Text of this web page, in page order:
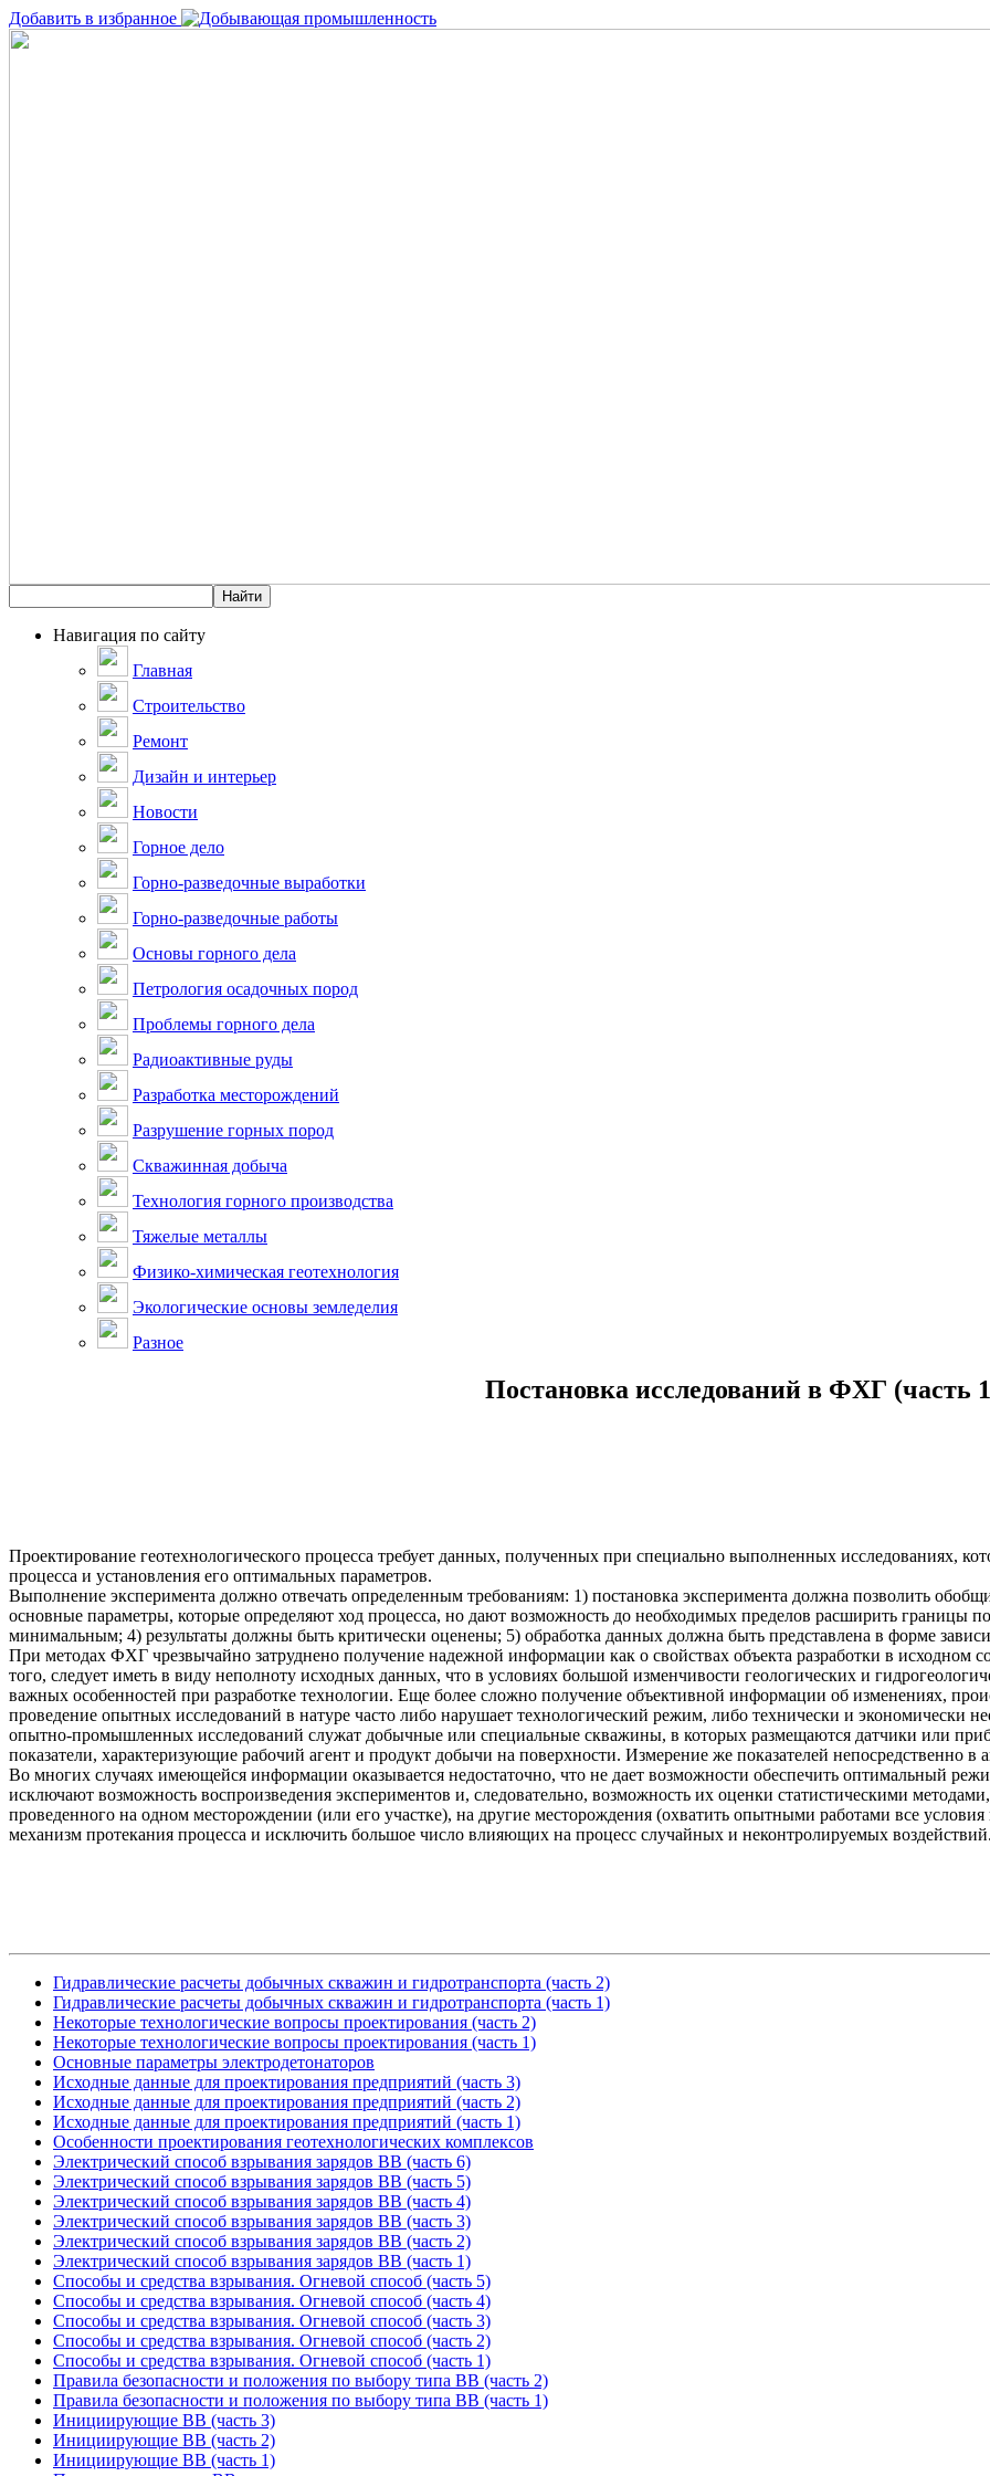
Добавить в избранное
Навигация по сайту
Главная
Строительство
Ремонт
Дизайн и интерьер
Новости
Горное дело
Горно-разведочные выработки
Горно-разведочные работы
Основы горного дела
Петрология осадочных пород
Проблемы горного дела
Радиоактивные руды
Разработка месторождений
Разрушение горных пород
Скважинная добыча
Технология горного производства
Тяжелые металлы
Физико-химическая геотехнология
Экологические основы земледелия
Разное
Постановка исследований в ФХГ (часть
Проектирование геотехнологического процесса требует данных, полученных при специально выполненных исследованиях,
процесса и установления его оптимальных параметров.
Выполнение эксперимента должно отвечать определенным требованиям: 1) постановка эксперимента должна позволить
основные параметры, которые определяют ход процесса, но дают возможность до необходимых пределов расширить границы
минимальным; 4) результаты должны быть критически оценены; 5) обработка данных должна быть представлена в форме
При методах ФХГ чрезвычайно затруднено получение надежной информации как о свойствах объекта разработки в исходном
того, следует иметь в виду неполноту исходных данных, что в условиях большой изменчивости геологических и
важных особенностей при разработке технологии. Еще более сложно получение объективной информации об изменениях,
проведение опытных исследований в натуре часто либо нарушает технологический режим, либо технически и
опытно-промышленных исследований служат добычные или специальные скважины, в которых размещаются датчики или
показатели, характеризующие рабочий агент и продукт добычи на поверхности. Измерение же показателей непосредственно в
Во многих случаях имеющейся информации оказывается недостаточно, что не дает возможности обеспечить оптимальный
исключают возможность воспроизведения экспериментов и, следовательно, возможность их оценки статистическими
проведенного на одном месторождении (или его участке), на другие месторождения (охватить опытными работами все
механизм протекания процесса и исключить большое число влияющих на процесс случайных и неконтролируемых
Гидравлические расчеты добычных скважин и гидротранспорта (часть 2)
Гидравлические расчеты добычных скважин и гидротранспорта (часть 1)
Некоторые технологические вопросы проектирования (часть 2)
Некоторые технологические вопросы проектирования (часть 1)
Основные параметры электродетонаторов
Исходные данные для проектирования предприятий (часть 3)
Исходные данные для проектирования предприятий (часть 2)
Исходные данные для проектирования предприятий (часть 1)
Особенности проектирования геотехнологических комплексов
Электрический способ взрывания зарядов ВВ (часть 6)
Электрический способ взрывания зарядов ВВ (часть 5)
Электрический способ взрывания зарядов ВВ (часть 4)
Электрический способ взрывания зарядов ВВ (часть 3)
Электрический способ взрывания зарядов ВВ (часть 2)
Электрический способ взрывания зарядов ВВ (часть 1)
Способы и средства взрывания. Огневой способ (часть 5)
Способы и средства взрывания. Огневой способ (часть 4)
Способы и средства взрывания. Огневой способ (часть 3)
Способы и средства взрывания. Огневой способ (часть 2)
Способы и средства взрывания. Огневой способ (часть 1)
Правила безопасности и положения по выбору типа ВВ (часть 2)
Правила безопасности и положения по выбору типа ВВ (часть 1)
Инициирующие ВВ (часть 3)
Инициирующие ВВ (часть 2)
Инициирующие ВВ (часть 1)